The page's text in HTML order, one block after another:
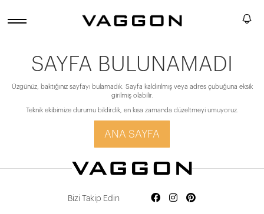
SAYFA BULUNAMADI
Üzgünüz, baktığınız sayfayı bulamadık. Sayfa kaldırılmış veya adres çubuğuna eksik
girilmiş olabilir.
Teknik ekibimize durumu bildirdik, en kısa zamanda düzeltmeyi umuyoruz.
ANA SAYFA
Bizi Takip Edin